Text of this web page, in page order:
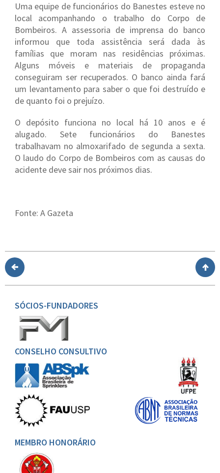
Uma equipe de funcionários do Banestes esteve no
local acompanhando o trabalho do Corpo de
Bombeiros. A assessoria de imprensa do banco
informou que toda assistência será dada às
famílias que moram nas residências próximas.
Alguns móveis e materiais de propaganda
conseguiram ser recuperados. O banco ainda fará
um levantamento para saber o que foi destruído e
de quanto foi o prejuízo.
O depósito funciona no local há 10 anos e é
alugado. Sete funcionários do Banestes
trabalhavam no almoxarifado de segunda a sexta.
O laudo do Corpo de Bombeiros com as causas do
acidente deve sair nos próximos dias.
Fonte: A Gazeta
SÓCIOS-FUNDADORES
CONSELHO CONSULTIVO
MEMBRO HONORÁRIO